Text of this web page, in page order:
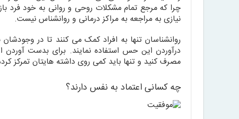
چرا که مرجع تمام مشکلات روحی و روانی به خود فرد
نیازی به مراجعه به مراکز درمانی و روانشناس نیست.
روانشناسان تنها به افراد کمک می کنند تا در وجودشان
درآوردن این حس استفاده نمایند. برای بدست
مصرف کنید و تنها باید کمی روی داشته هایتان تمرکز
چه کسانی اعتماد به نفس دارند؟